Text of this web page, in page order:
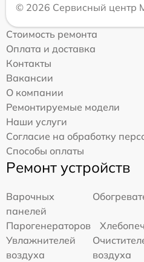
© 2026 Сервисный центр
Стоимость ремонта
Оплата и доставка
Контакты
Вакансии
О компании
Ремонтируемые модели
Наши услуги
Согласие на обработку
Способы оплаты
Ремонт устройств
Варочных
панелей
Парогенераторов
Увлажнителей
воздуха
воздуха